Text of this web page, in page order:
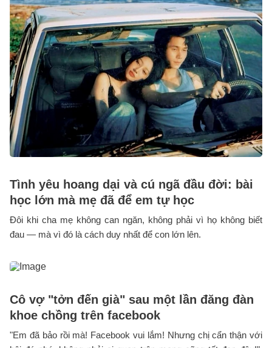
Tình yêu hoang dại và cú ngã đầu đời: bài
học lớn mà mẹ đã để em tự học
Đôi khi cha mẹ không can ngăn, không phải vì họ không biết
đau — mà vì đó là cách duy nhất để con lớn lên.
Cô vợ "tởn đến già" sau một lần đăng đàn
khoe chồng trên facebook
"Em đã bảo rồi mà! Facebook vui lắm! Nhưng chị cẩn thận với